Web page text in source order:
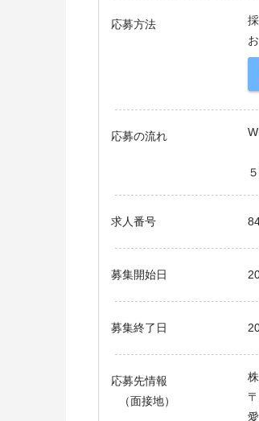
応募方法
応募の流れ
求人番号
募集開始日
募集終了日
応募先情報
（面接地）